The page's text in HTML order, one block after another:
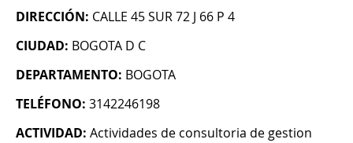
DIRECCIÓN: CALLE 45 SUR 72 J 66 P 4
CIUDAD: BOGOTA D C
DEPARTAMENTO: BOGOTA
TELÉFONO: 3142246198
ACTIVIDAD: Actividades de consultoria de gestion